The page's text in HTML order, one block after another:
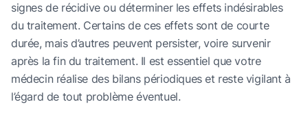
signes de récidive ou déterminer les effets indésirables
du traitement. Certains de ces effets sont de courte
durée, mais d’autres peuvent persister, voire survenir
après la fin du traitement. Il est essentiel que votre
médecin réalise des bilans périodiques et reste vigilant à
l’égard de tout problème éventuel.